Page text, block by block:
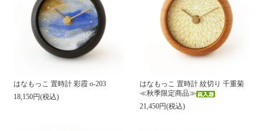
はなもっこ 置時計 彩霞 o-203
18,150円(税込)
はなもっこ 置時計 紋切り 千重菊
≪秋季限定商品≫
21,450円(税込)